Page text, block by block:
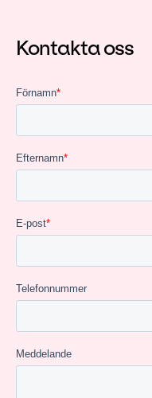
Kontakta oss